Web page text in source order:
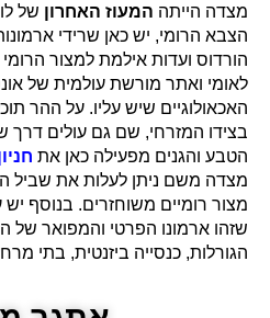
מצדה הייתה המעוז האחרון של
הצבא הרומי, יש כאן שרידי
הורדוס ועדות אילמת למצור
לאומי ואתר מורשת עולמית של
האכאולוגיים שיש עליו. על ההר
בצידו המזרחי, שם גם עולים
הטבע והגנים מפעילה כאן את
מצדה משם ניתן לעלות את שביל
מצור רומיים משוחזרים. בנוסף
שזהו ארמונו הפרטי והמפואר של
הגורלות, כנסייה ביזנטית, בתי